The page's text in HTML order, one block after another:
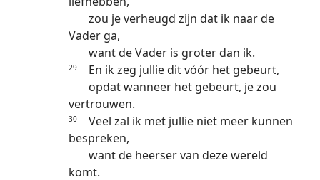
zou je verheugd zijn dat ik naar de
Vader ga,
want de Vader is groter dan ik.
29
En ik zeg jullie dit vóór het gebeurt,
opdat wanneer het gebeurt, je zou
vertrouwen.
30
Veel zal ik met jullie niet meer kunnen
bespreken,
want de heerser van deze wereld
komt.